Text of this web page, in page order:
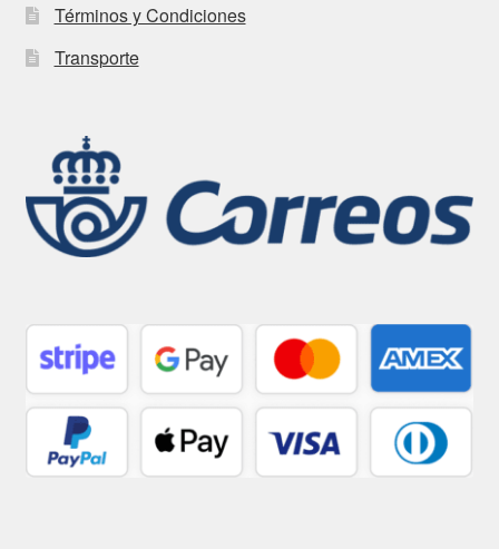
Términos y Condiciones
Transporte